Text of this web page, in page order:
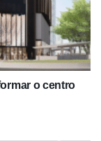
o centro